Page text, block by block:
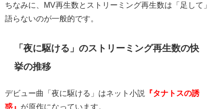
ちなみに、 MV再生数とストリーミング再生数は「足して」
語らないのが一般的です。
「夜に駆ける」のストリーミング再生数の快
挙の推移
デビュー曲「夜に駆ける」はネット小説
『タナトスの誘
惑』 が原作になっています。